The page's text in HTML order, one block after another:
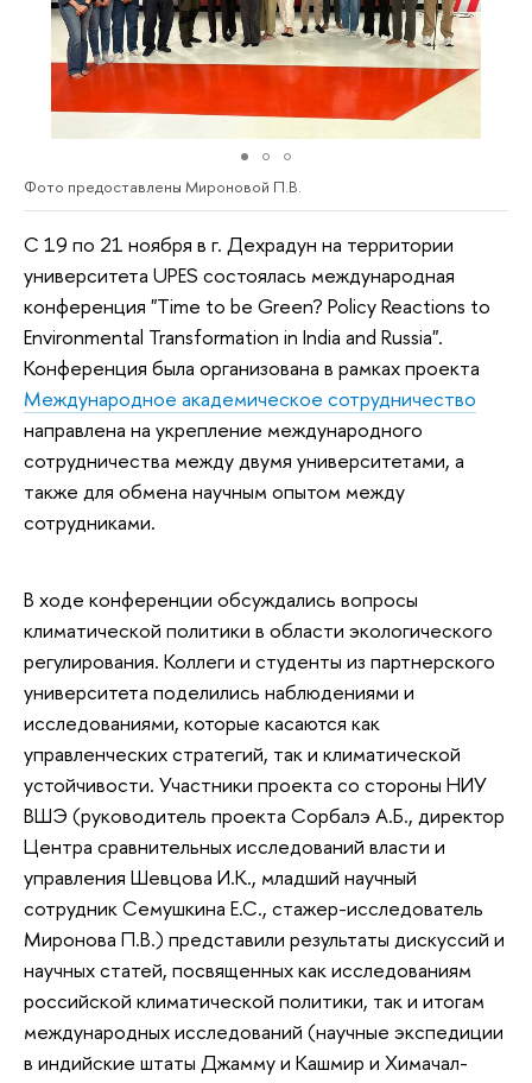
Фото предоставлены Мироновой П.В.
С 19 по 21 ноября в г. Дехрадун на территории
университета UPES состоялась международная
конференция "Time to be Green? Policy Reactions to
Environmental Transformation in India and Russia".
Конференция была организована в рамках проекта
Международное академическое сотрудничество
направлена на укрепление международного
сотрудничества между двумя университетами, а
также для обмена научным опытом между
сотрудниками.
В ходе конференции обсуждались вопросы
климатической политики в области экологического
регулирования. Коллеги и студенты из партнерского
университета поделились наблюдениями и
исследованиями, которые касаются как
управленческих стратегий, так и климатической
устойчивости. Участники проекта со стороны НИУ
ВШЭ (руководитель проекта Сорбалэ А.Б., директор
Центра сравнительных исследований власти и
управления Шевцова И.К., младший научный
сотрудник Семушкина Е.С., стажер-исследователь
Миронова П.В.) представили результаты дискуссий и
научных статей, посвященных как исследованиям
российской климатической политики, так и итогам
международных исследований (научные экспедиции
в индийские штаты Джамму и Кашмир и Химачал-